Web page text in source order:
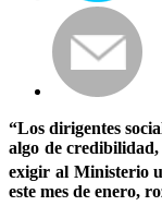
“Los dirigentes
algo de credibilidad,
exigir al Ministerio
este mes de enero,